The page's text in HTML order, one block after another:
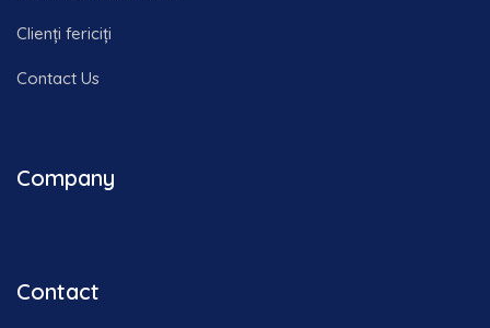
Clienți fericiți
Contact Us
Company
Contact